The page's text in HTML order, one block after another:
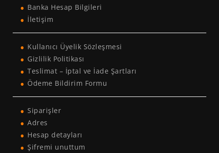
Banka Hesap Bilgileri
İletişim
Kullanıcı Üyelik Sözleşmesi
Gizlilik Politikası
Teslimat – İptal ve İade Şartları
Ödeme Bildirim Formu
Siparişler
Adres
Hesap detayları
Şifremi unuttum